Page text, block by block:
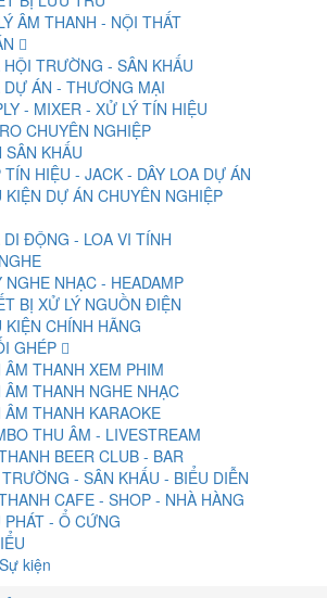
ÂM THANH - NỘI THẤT
HỘI TRƯỜNG - SÂN KHẤU
DỰ ÁN - THƯƠNG MẠI
- MIXER - XỬ LÝ TÍN HIỆU
CHUYÊN NGHIỆP
SÂN KHẤU
TÍN HIỆU - JACK - DÂY LOA DỰ ÁN
KIỆN DỰ ÁN CHUYÊN NGHIỆP
DI ĐỘNG - LOA VI TÍNH
NGHE NHẠC - HEADAMP
BỊ XỬ LÝ NGUỒN ĐIỆN
KIỆN CHÍNH HÃNG
GHÉP
ÂM THANH XEM PHIM
ÂM THANH NGHE NHẠC
ÂM THANH KARAOKE
THU ÂM - LIVESTREAM
BEER CLUB - BAR
- SÂN KHẤU - BIỂU DIỄN
CAFE - SHOP - NHÀ HÀNG
PHÁT - Ổ CỨNG
kiện